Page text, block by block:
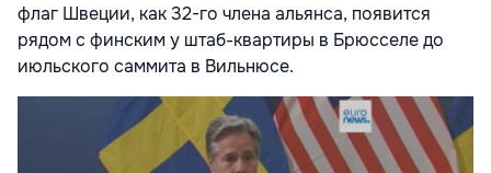
флаг Швеции, как 32-го члена альянса, появится
рядом с финским у штаб-квартиры в Брюсселе до
июльского саммита в Вильнюсе.